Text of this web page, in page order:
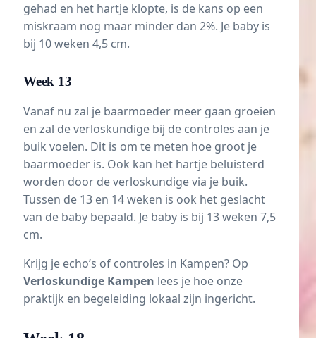
gehad en het hartje klopte, is de kans op een
miskraam nog maar minder dan 2%. Je baby is
bij 10 weken 4,5 cm.
Week 13
Vanaf nu zal je baarmoeder meer gaan groeien
en zal de verloskundige bij de controles aan je
buik voelen. Dit is om te meten hoe groot je
baarmoeder is. Ook kan het hartje beluisterd
worden door de verloskundige via je buik.
Tussen de 13 en 14 weken is ook het geslacht
van de baby bepaald. Je baby is bij 13 weken 7,5
cm.
Krijg je echo’s of controles in Kampen? Op
Verloskundige Kampen lees je hoe onze
praktijk en begeleiding lokaal zijn ingericht.